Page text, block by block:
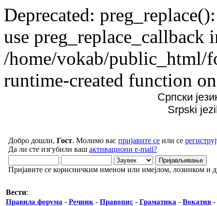
Deprecated:
use preg_replace_callback
/home/vokab/public_html/
runtime-created function
Српски
Srpski
Добро дошли, Гост. Молимо вас пријавите се или се
Да ли сте изгубили ваш активациони e-mail?
Пријавите се корисничким именом или имејлом, лозинком и
Вести:
Правила форума - Речник - Правопис - Граматика - Вокатив -